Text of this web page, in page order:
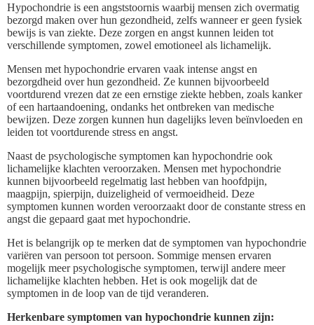
Hypochondrie is een angststoornis waarbij mensen zich overmatig
bezorgd maken over hun gezondheid, zelfs wanneer er geen fysiek
bewijs is van ziekte. Deze zorgen en angst kunnen leiden tot
verschillende symptomen, zowel emotioneel als lichamelijk.
Mensen met hypochondrie ervaren vaak intense angst en
bezorgdheid over hun gezondheid. Ze kunnen bijvoorbeeld
voortdurend vrezen dat ze een ernstige ziekte hebben, zoals kanker
of een hartaandoening, ondanks het ontbreken van medische
bewijzen. Deze zorgen kunnen hun dagelijks leven beïnvloeden en
leiden tot voortdurende stress en angst.
Naast de psychologische symptomen kan hypochondrie ook
lichamelijke klachten veroorzaken. Mensen met hypochondrie
kunnen bijvoorbeeld regelmatig last hebben van hoofdpijn,
maagpijn, spierpijn, duizeligheid of vermoeidheid. Deze
symptomen kunnen worden veroorzaakt door de constante stress en
angst die gepaard gaat met hypochondrie.
Het is belangrijk op te merken dat de symptomen van hypochondrie
variëren van persoon tot persoon. Sommige mensen ervaren
mogelijk meer psychologische symptomen, terwijl andere meer
lichamelijke klachten hebben. Het is ook mogelijk dat de
symptomen in de loop van de tijd veranderen.
Herkenbare symptomen van hypochondrie kunnen zijn: